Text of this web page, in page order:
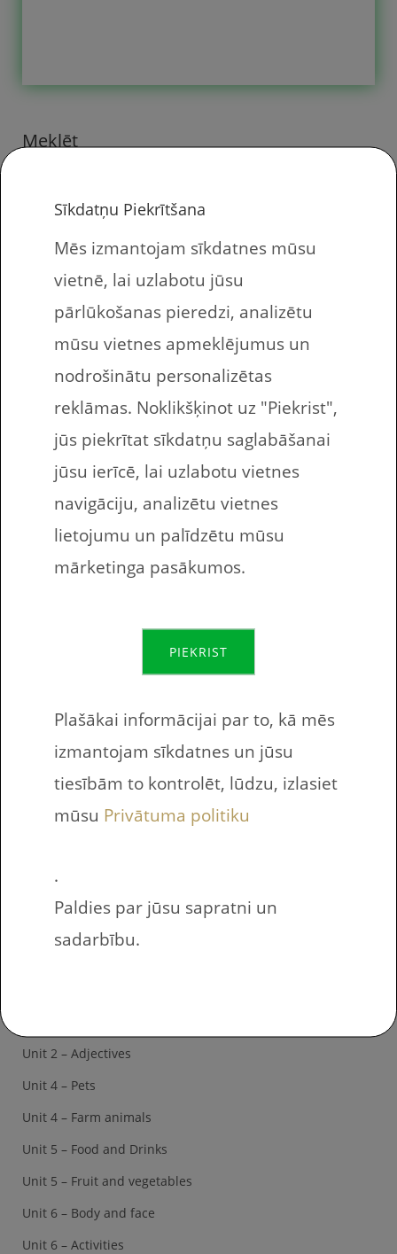
papildus treniņš, praktiska aktivitāte,
prasmi. Kādi uzdevumi ir šajās
Vienā […]
Meklēt
Nesenie raksti
LMMS – Linux Multimedia Studio
Saskaiti objektus, ieraksti to skaitu tukšajās ailēs
Programmatūra, kas noderēs skolotājiem, skolēniem,
vecākiem – atvērtā koda programmatūra, ko izmantojam
strādājot pie Gudlenieks.lv projektiem
Steam vasaras izpārdošana 2024
Izlaiduma laiks – Bērnu dārza / Skolas atmiņu klades video
Unit 2 – Adjectives
Unit 4 – Pets
Unit 4 – Farm animals
Unit 5 – Food and Drinks
Unit 5 – Fruit and vegetables
Unit 6 – Body and face
Unit 6 – Activities
Sīkdatņu Piekrītšana
Mēs izmantojam sīkdatnes mūsu
vietnē, lai uzlabotu jūsu
pārlūkošanas pieredzi, analizētu
mūsu vietnes apmeklējumus un
nodrošinātu personalizētas
reklāmas. Noklikšķinot uz "Piekrist",
jūs piekrītat sīkdatņu saglabāšanai
jūsu ierīcē, lai uzlabotu vietnes
navigāciju, analizētu vietnes
lietojumu un palīdzētu mūsu
mārketinga pasākumos.
PIEKRIST
Plašākai informācijai par to, kā mēs
izmantojam sīkdatnes un jūsu
tiesībām to kontrolēt, lūdzu, izlasiet
mūsu Privātuma politiku
.
Paldies par jūsu sapratni un
sadarbību.